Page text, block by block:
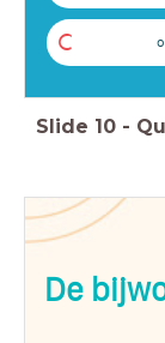
C
Slide 10 -
De